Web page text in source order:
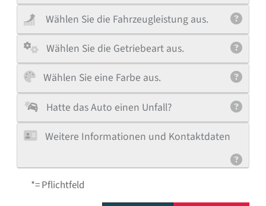
Wählen Sie die Fahrzeugleistung aus.
Wählen Sie die Getriebeart aus.
Wählen Sie eine Farbe aus.
Hatte das Auto einen Unfall?
Weitere Informationen und Kontaktdaten
*= Pflichtfeld